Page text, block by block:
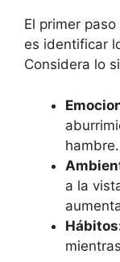
El primer
es identificar
Considera lo
hambre.
a la